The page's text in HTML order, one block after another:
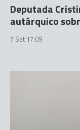
Deputada
autárquico
7 Set 17:09